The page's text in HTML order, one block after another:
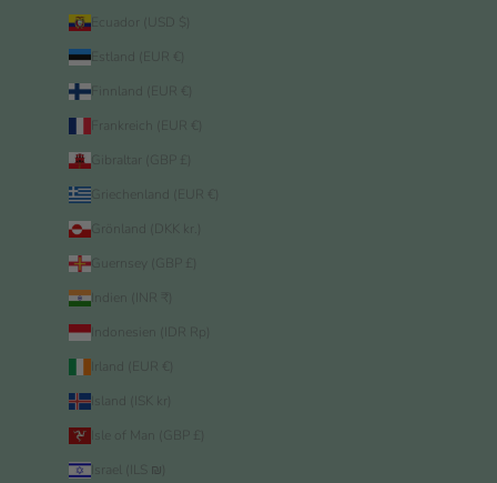
Ecuador (USD $)
Estland (EUR €)
Finnland (EUR €)
Frankreich (EUR €)
Gibraltar (GBP £)
Griechenland (EUR €)
Grönland (DKK kr.)
Guernsey (GBP £)
Indien (INR ₹)
Indonesien (IDR Rp)
Irland (EUR €)
Island (ISK kr)
Isle of Man (GBP £)
Israel (ILS ₪)